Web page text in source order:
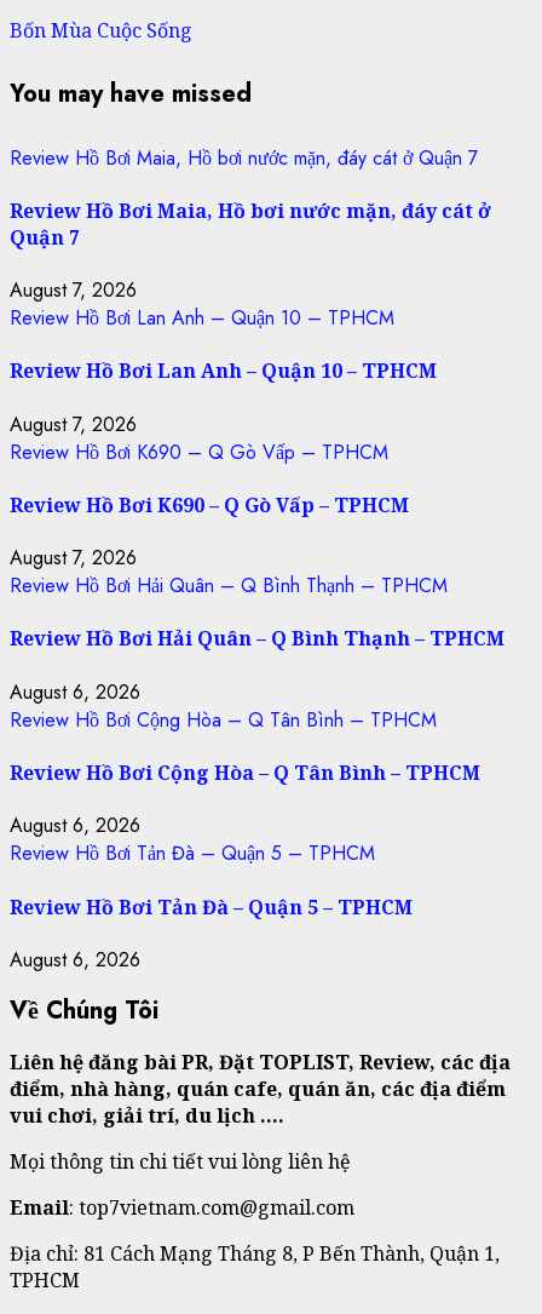
Bốn Mùa Cuộc Sống
You may have missed
Review Hồ Bơi Maia, Hồ bơi nước mặn, đáy cát ở Quận 7
Review Hồ Bơi Maia, Hồ bơi nước mặn, đáy cát ở
Quận 7
August 7, 2026
Review Hồ Bơi Lan Anh – Quận 10 – TPHCM
Review Hồ Bơi Lan Anh – Quận 10 – TPHCM
August 7, 2026
Review Hồ Bơi K690 – Q Gò Vấp – TPHCM
Review Hồ Bơi K690 – Q Gò Vấp – TPHCM
August 7, 2026
Review Hồ Bơi Hải Quân – Q Bình Thạnh – TPHCM
Review Hồ Bơi Hải Quân – Q Bình Thạnh – TPHCM
August 6, 2026
Review Hồ Bơi Cộng Hòa – Q Tân Bình – TPHCM
Review Hồ Bơi Cộng Hòa – Q Tân Bình – TPHCM
August 6, 2026
Review Hồ Bơi Tản Đà – Quận 5 – TPHCM
Review Hồ Bơi Tản Đà – Quận 5 – TPHCM
August 6, 2026
Về Chúng Tôi
Liên hệ đăng bài PR, Đặt TOPLIST, Review, các địa
điểm, nhà hàng, quán cafe, quán ăn, các địa điểm
vui chơi, giải trí, du lịch ….
Mọi thông tin chi tiết vui lòng liên hệ
Email: top7vietnam.com@gmail.com
Địa chỉ: 81 Cách Mạng Tháng 8, P Bến Thành, Quận 1,
TPHCM